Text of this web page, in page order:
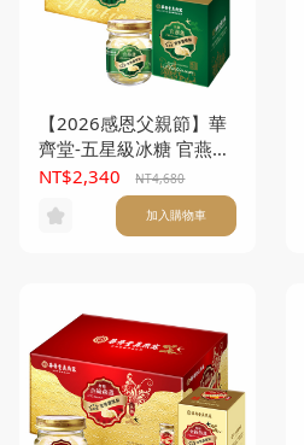
【2026感恩父親節】華
齊堂-五星級冰糖 官燕盞
(75g*6入) 任選 買一送
一 (本產品不另附提袋)
NT$2,340 NT4,680
加入購物車